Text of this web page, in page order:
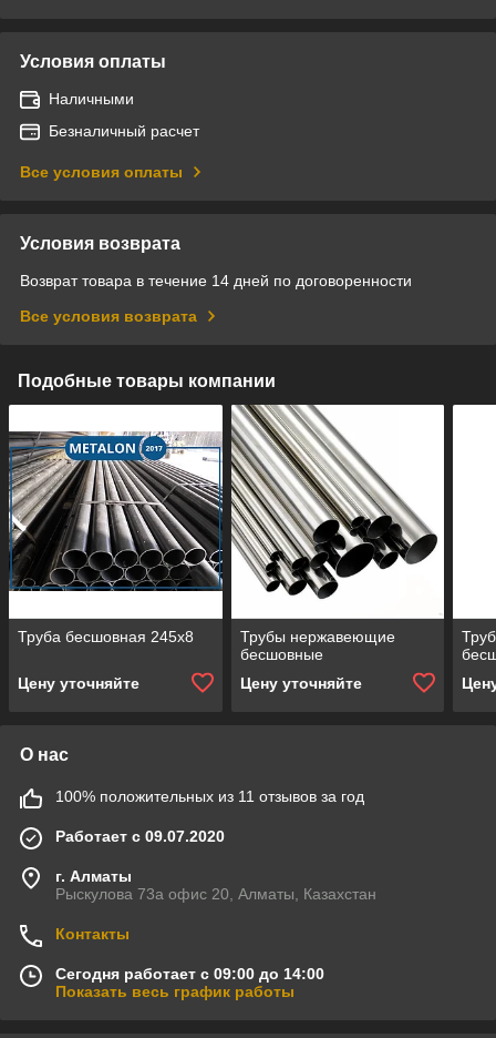
Условия оплаты
Наличными
Безналичный расчет
Все условия оплаты
Условия возврата
Возврат товара в течение 14 дней по договоренности
Все условия возврата
Подобные товары компании
Труба бесшовная 245х8
Цену уточняйте
Трубы нержавеющие
бесшовные
Цену уточняйте
О нас
100% положительных из 11 отзывов за год
Работает с 09.07.2020
г. Алматы
Рыскулова 73а офис 20, Алматы, Казахстан
Контакты
Сегодня работает с 09:00 до 14:00
Показать весь график работы